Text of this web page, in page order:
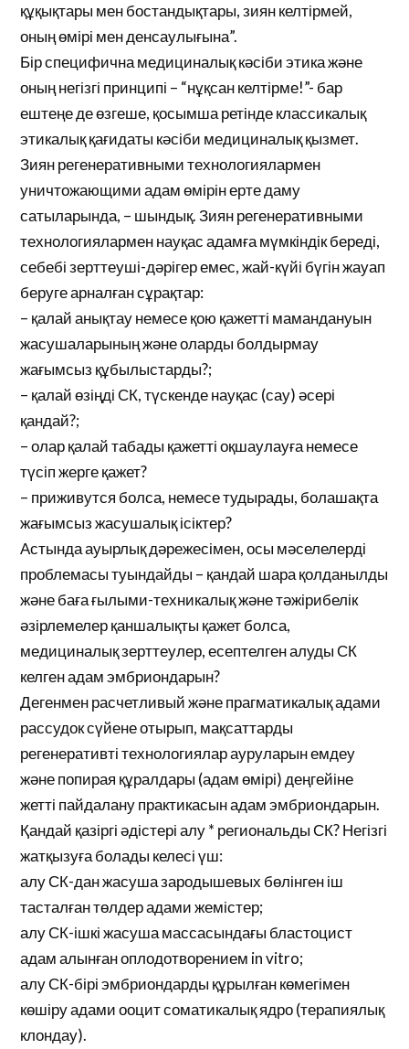
құқықтары мен бостандықтары, зиян келтірмей,
оның өмірі мен денсаулығына”.
Бір специфична медициналық кәсіби этика және
оның негізгі принципі – “нұқсан келтірме!”- бар
ештеңе де өзгеше, қосымша ретінде классикалық
этикалық қағидаты кәсіби медициналық қызмет.
Зиян регенеративными технологиялармен
уничтожающими адам өмірін ерте даму
сатыларында, – шындық. Зиян регенеративными
технологиялармен науқас адамға мүмкіндік береді,
себебі зерттеуші-дәрігер емес, жай-күйі бүгін жауап
беруге арналған сұрақтар:
– қалай анықтау немесе қою қажетті мамандануын
жасушаларының және оларды болдырмау
жағымсыз құбылыстарды?;
– қалай өзіңді СК, түскенде науқас (сау) әсері
қандай?;
– олар қалай табады қажетті оқшаулауға немесе
түсіп жерге қажет?
– приживутся болса, немесе тудырады, болашақта
жағымсыз жасушалық ісіктер?
Астында ауырлық дәрежесімен, осы мәселелерді
проблемасы туындайды – қандай шара қолданылды
және баға ғылыми-техникалық және тәжірибелік
әзірлемелер қаншалықты қажет болса,
медициналық зерттеулер, есептелген алуды СК
келген адам эмбриондарын?
Дегенмен расчетливый және прагматикалық адами
рассудок сүйене отырып, мақсаттарды
регенеративті технологиялар ауруларын емдеу
және попирая құралдары (адам өмірі) деңгейіне
жетті пайдалану практикасын адам эмбриондарын.
Қандай қазіргі әдістері алу * региональды СК? Негізгі
жатқызуға болады келесі үш:
алу СК-дан жасуша зародышевых бөлінген іш
тасталған төлдер адами жемістер;
алу СК-ішкі жасуша массасындағы бластоцист
адам алынған оплодотворением in vitro;
алу СК-бірі эмбриондарды құрылған көмегімен
көшіру адами ооцит соматикалық ядро (терапиялық
клондау).